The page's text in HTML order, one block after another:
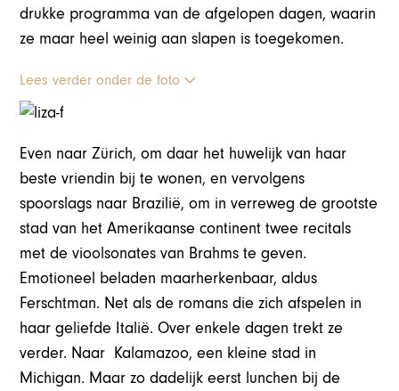
drukke programma van de afgelopen dagen, waarin
ze maar heel weinig aan slapen is toegekomen.
Lees verder onder de foto
Even naar Zürich, om daar het huwelijk van haar
beste vriendin bij te wonen, en vervolgens
spoorslags naar Brazilië, om in verreweg de grootste
stad van het Amerikaanse continent twee recitals
met de vioolsonates van Brahms te geven.
Emotioneel beladen maarherkenbaar, aldus
Ferschtman. Net als de romans die zich afspelen in
haar geliefde Italië. Over enkele dagen trekt ze
verder. Naar Kalamazoo, een kleine stad in
Michigan. Maar zo dadelijk eerst lunchen bij de